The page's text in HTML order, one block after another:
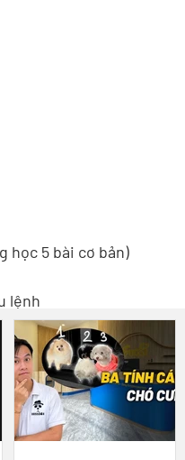
học 5 bài cơ bản)
lệnh